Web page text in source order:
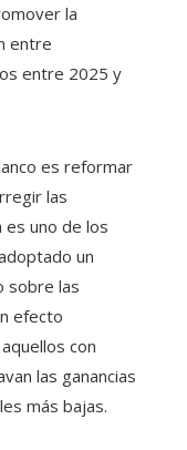
la
entre
entre 2025 y
es reformar
las
uno de los
un
sobre las
efecto
con
las ganancias
más bajas.